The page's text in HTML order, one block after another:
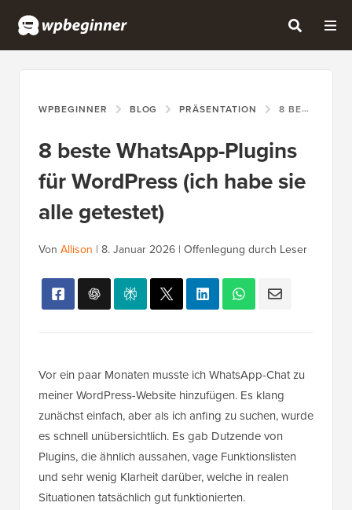
WPBEGINNER BLOG PRÄSENTATION 8 BESTE WHATSAPP-PLUGINS FÜR WORDPRESS (ICH HABE SIE ALLE GETESTET)
8 beste WhatsApp-Plugins
für WordPress (ich habe sie
alle getestet)
Von Allison | 8. Januar 2026 | Offenlegung durch Leser
Vor ein paar Monaten musste ich WhatsApp-Chat zu
meiner WordPress-Website hinzufügen. Es klang
zunächst einfach, aber als ich anfing zu suchen, wurde
es schnell unübersichtlich. Es gab Dutzende von
Plugins, die ähnlich aussahen, vage Funktionslisten
und sehr wenig Klarheit darüber, welche in realen
Situationen tatsächlich gut funktionierten.